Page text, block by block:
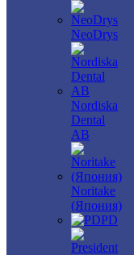
NeoDrys
Nordiska
Dental
AB
Noritake
(Япония)
PD